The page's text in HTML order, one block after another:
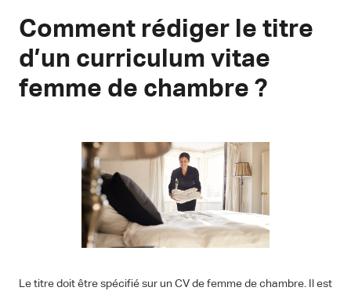
Comment rédiger le titre
d’un curriculum vitae
femme de chambre ?
Le titre doit être spécifié sur un CV de femme de chambre. Il est